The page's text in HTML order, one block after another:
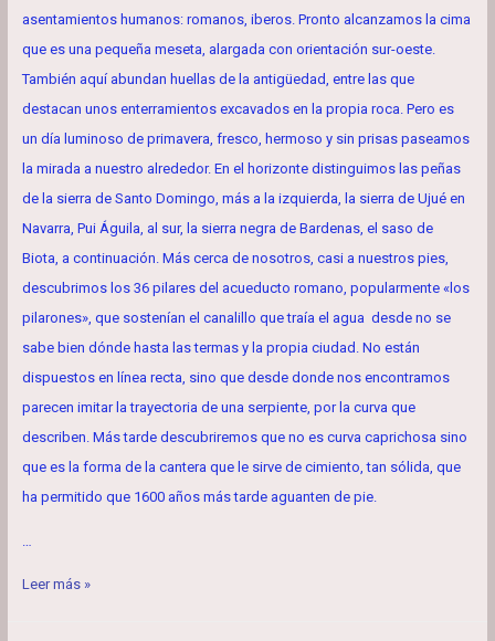
asentamientos humanos: romanos, iberos. Pronto alcanzamos la cima
que es una pequeña meseta, alargada con orientación sur-oeste.
También aquí abundan huellas de la antigüedad, entre las que
destacan unos enterramientos excavados en la propia roca. Pero es
un día luminoso de primavera, fresco, hermoso y sin prisas paseamos
la mirada a nuestro alrededor. En el horizonte distinguimos las peñas
de la sierra de Santo Domingo, más a la izquierda, la sierra de Ujué en
Navarra, Pui Águila, al sur, la sierra negra de Bardenas, el saso de
Biota, a continuación. Más cerca de nosotros, casi a nuestros pies,
descubrimos los 36 pilares del acueducto romano, popularmente «los
pilarones», que sostenían el canalillo que traía el agua desde no se
sabe bien dónde hasta las termas y la propia ciudad. No están
dispuestos en línea recta, sino que desde donde nos encontramos
parecen imitar la trayectoria de una serpiente, por la curva que
describen. Más tarde descubriremos que no es curva caprichosa sino
que es la forma de la cantera que le sirve de cimiento, tan sólida, que
ha permitido que 1600 años más tarde aguanten de pie.
LA
Leer más »